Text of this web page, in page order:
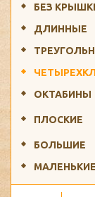
БЕЗ
ДЛИННЫЕ
ОКТАБИНЫ
ПЛОСКИЕ
БОЛЬШИЕ
МАЛЕНЬКИЕ